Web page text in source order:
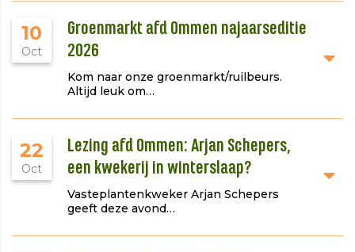
10
Oct
Groenmarkt afd Ommen najaarseditie
2026
Kom naar onze groenmarkt/ruilbeurs.
Altijd leuk om…
22
Oct
Lezing afd Ommen: Arjan Schepers,
een kwekerij in winterslaap?
Vasteplantenkweker Arjan Schepers
geeft deze avond…